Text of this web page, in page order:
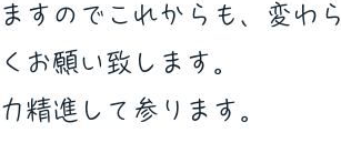
すのでこれからも、変わら
お願い致します。
精進して参ります。